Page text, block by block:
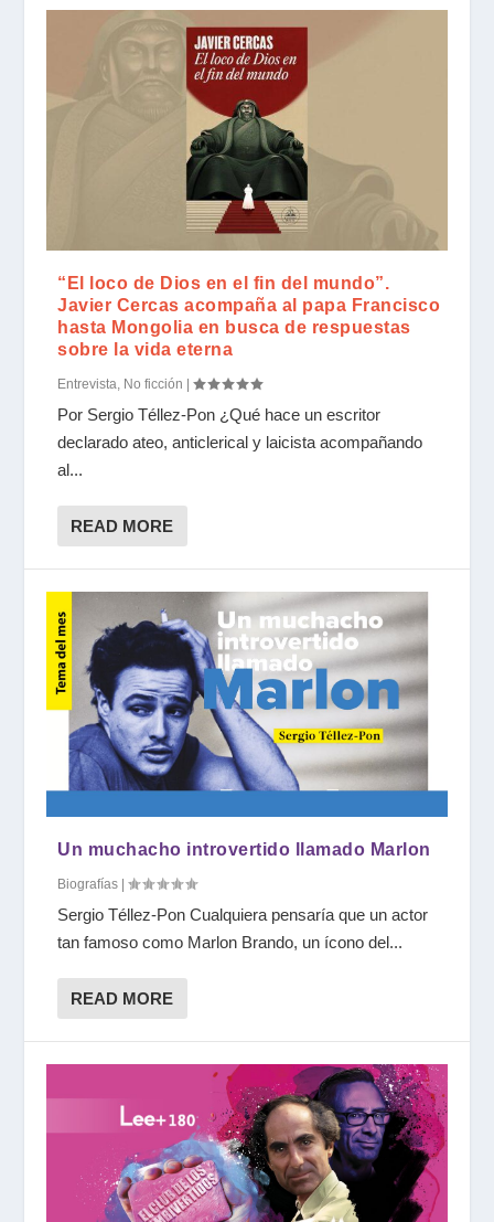
“El loco de Dios en el fin del mundo”.
Javier Cercas acompaña al papa Francisco
hasta Mongolia en busca de respuestas
sobre la vida eterna
Entrevista No ficción |
Por Sergio Téllez-Pon ¿Qué hace un escritor
declarado ateo, anticlerical y laicista acompañando
al...
READ MORE
Un muchacho introvertido llamado Marlon
Biografías |
Sergio Téllez-Pon Cualquiera pensaría que un actor
tan famoso como Marlon Brando, un ícono del...
READ MORE